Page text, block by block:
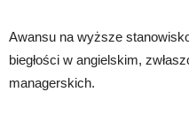
Awansu na wyższe
biegłości w angielskim,
managerskich.